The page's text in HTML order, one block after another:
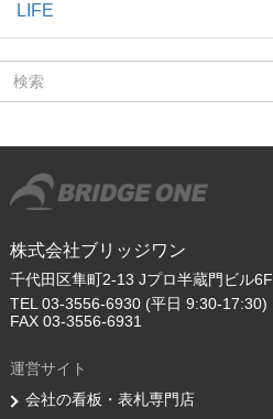
LIFE
株式会社ブリッジワン
千代田区隼町2-13 Jプロ半蔵門ビル6F
TEL 03-3556-6930 (平日 9:30-17:30)
FAX 03-3556-6931
運営サイト
会社の看板・表札専門店